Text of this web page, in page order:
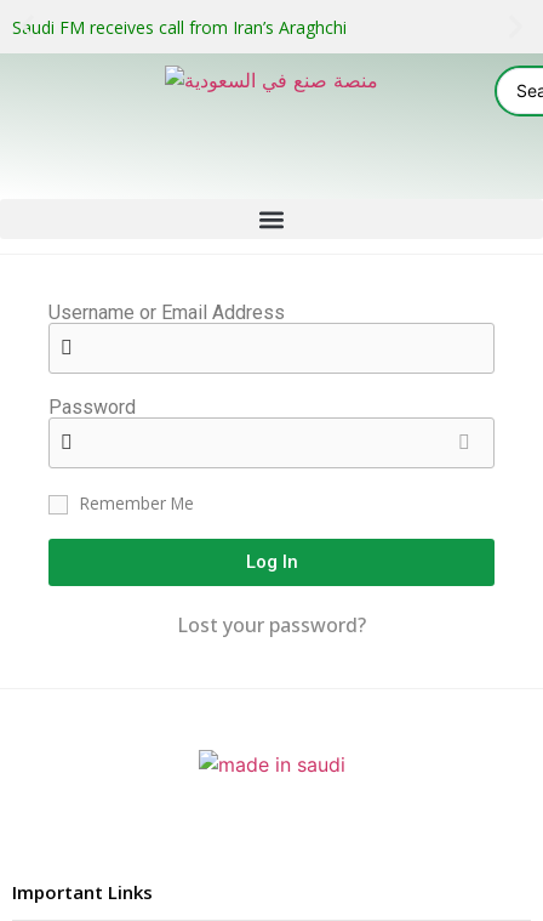
Saudi FM receives call from Iran’s Araghchi
Username or Email Address
Password
Remember Me
Log In
Lost your password?
Important Links